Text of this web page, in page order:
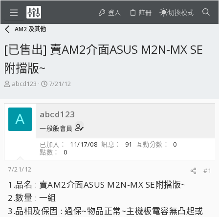
登入 註冊 切換模式
AM2 及其他
[已售出] 賣AM2介面ASUS M2N-MX SE
附擋版~
主
發
人
abcd123
開
日
期
7/21/12
A abcd123
一般般會員
已加入
11/17/08 訊息 91 互動分數
0
點數
0
7/21/12
#1
1.品名 : 賣AM2介面ASUS M2N-MX SE附擋版~
2.數量 : 一組
3.品相及保固 : 過保~物品正常~主機板電容無凸起或